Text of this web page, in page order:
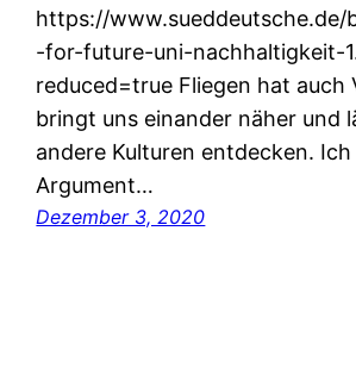
https://www.sueddeutsche.de/
-for-future-uni-nachhaltigkeit-
reduced=true Fliegen hat auch
bringt uns einander näher und
andere Kulturen entdecken.
Argument…
Dezember 3, 2020